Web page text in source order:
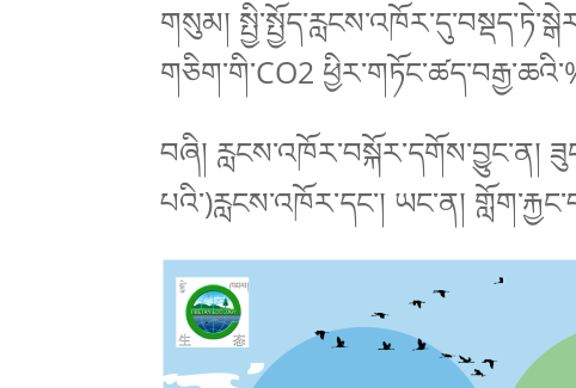
གསུམ།
གཅིག་གི་CO2
བཞི། རླངས་འཁོར་བསྐོར་དགོས་བྱུང་ན།
པའི་)རླངས་འཁོར་དང་། ཡང་ན།